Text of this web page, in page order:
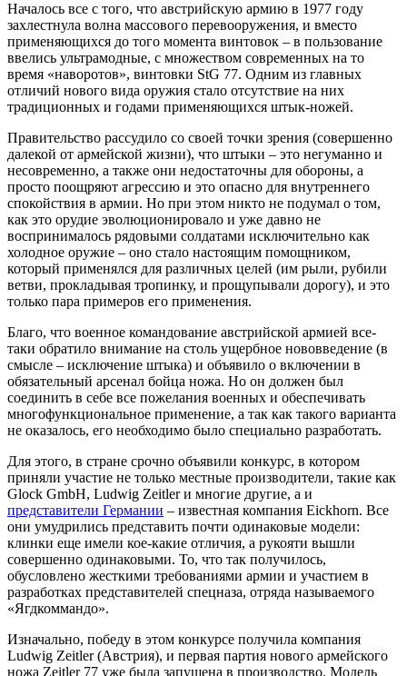
Началось все с того, что австрийскую армию в 1977 году
захлестнула волна массового перевооружения, и вместо
применяющихся до того момента винтовок – в пользование
ввелись ультрамодные, с множеством современных на то
время «наворотов», винтовки StG 77. Одним из главных
отличий нового вида оружия стало отсутствие на них
традиционных и годами применяющихся штык-ножей.
Правительство рассудило со своей точки зрения (совершенно
далекой от армейской жизни), что штыки – это негуманно и
несовременно, а также они недостаточны для обороны, а
просто поощряют агрессию и это опасно для внутреннего
спокойствия в армии. Но при этом никто не подумал о том,
как это орудие эволюционировало и уже давно не
воспринималось рядовыми солдатами исключительно как
холодное оружие – оно стало настоящим помощником,
который применялся для различных целей (им рыли, рубили
ветви, прокладывая тропинку, и прощупывали дорогу), и это
только пара примеров его применения.
Благо, что военное командование австрийской армией все-
таки обратило внимание на столь ущербное нововведение (в
смысле – исключение штыка) и объявило о включении в
обязательный арсенал бойца ножа. Но он должен был
соединить в себе все пожелания военных и обеспечивать
многофункциональное применение, а так как такого варианта
не оказалось, его необходимо было специально разработать.
Для этого, в стране срочно объявили конкурс, в котором
приняли участие не только местные производители, такие как
Glock GmbH, Ludwig Zeitler и многие другие, а и
представители Германии – известная компания Eickhorn. Все
они умудрились представить почти одинаковые модели:
клинки еще имели кое-какие отличия, а рукояти вышли
совершенно одинаковыми. То, что так получилось,
обусловлено жесткими требованиями армии и участием в
разработках представителей спецназа, отряда называемого
«Ягдкоммандо».
Изначально, победу в этом конкурсе получила компания
Ludwig Zeitler (Австрия), и первая партия нового армейского
ножа Zeitler 77 уже была запущена в производство. Модель